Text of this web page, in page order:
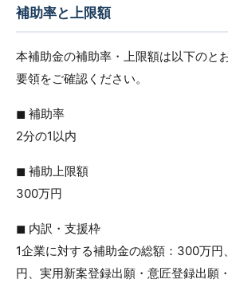
補助率と上限額
本補助金の補助率・上限額は以下のと
要領をご確認ください。
◼︎ 補助率
2分の1以内
◼︎ 補助上限額
300万円
◼︎ 内訳・支援枠
1企業に対する補助金の総額：300万円
円、実用新案登録出願・意匠登録出願